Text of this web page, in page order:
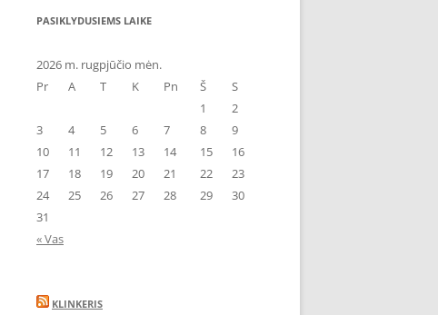
PASIKLYDUSIEMS LAIKE
2026 m. rugpjūčio mėn.
Pr
A T K Pn Š
S
1
2
3
4 5 6 7 8
9
10
11 12 13 14 15
16
17
18 19 20 21 22
23
24
25 26 27 28 29
30
31
« Vas
KLINKERIS